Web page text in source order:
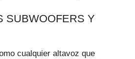
SUBWOOFERS Y
cualquier altavoz que